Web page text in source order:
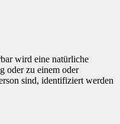
wird eine natürliche
oder zu einem oder
sind, identifiziert werden